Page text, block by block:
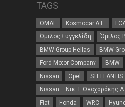
TAGS
ΟΜΑΕ Kosmocar Α.Ε.
Όμιλος Συγγελίδη
Όμιλος
BMW Group Hellas
BMW
Ford Motor Company
BMW
Nissan
Opel STELLANTIS
Nissan – Νικ. Ι. Θεοχαράκης
Fiat
Honda WRC